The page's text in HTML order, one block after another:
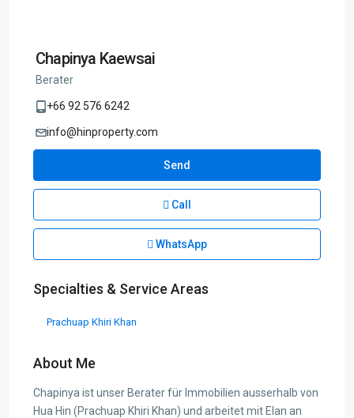
Chapinya Kaewsai
Berater
+66 92 576 6242
info@hinproperty.com
Send
Call
WhatsApp
Specialties & Service Areas
Prachuap Khiri Khan
About Me
Chapinya ist unser Berater für Immobilien ausserhalb von
Hua Hin (Prachuap Khiri Khan) und arbeitet mit Elan an